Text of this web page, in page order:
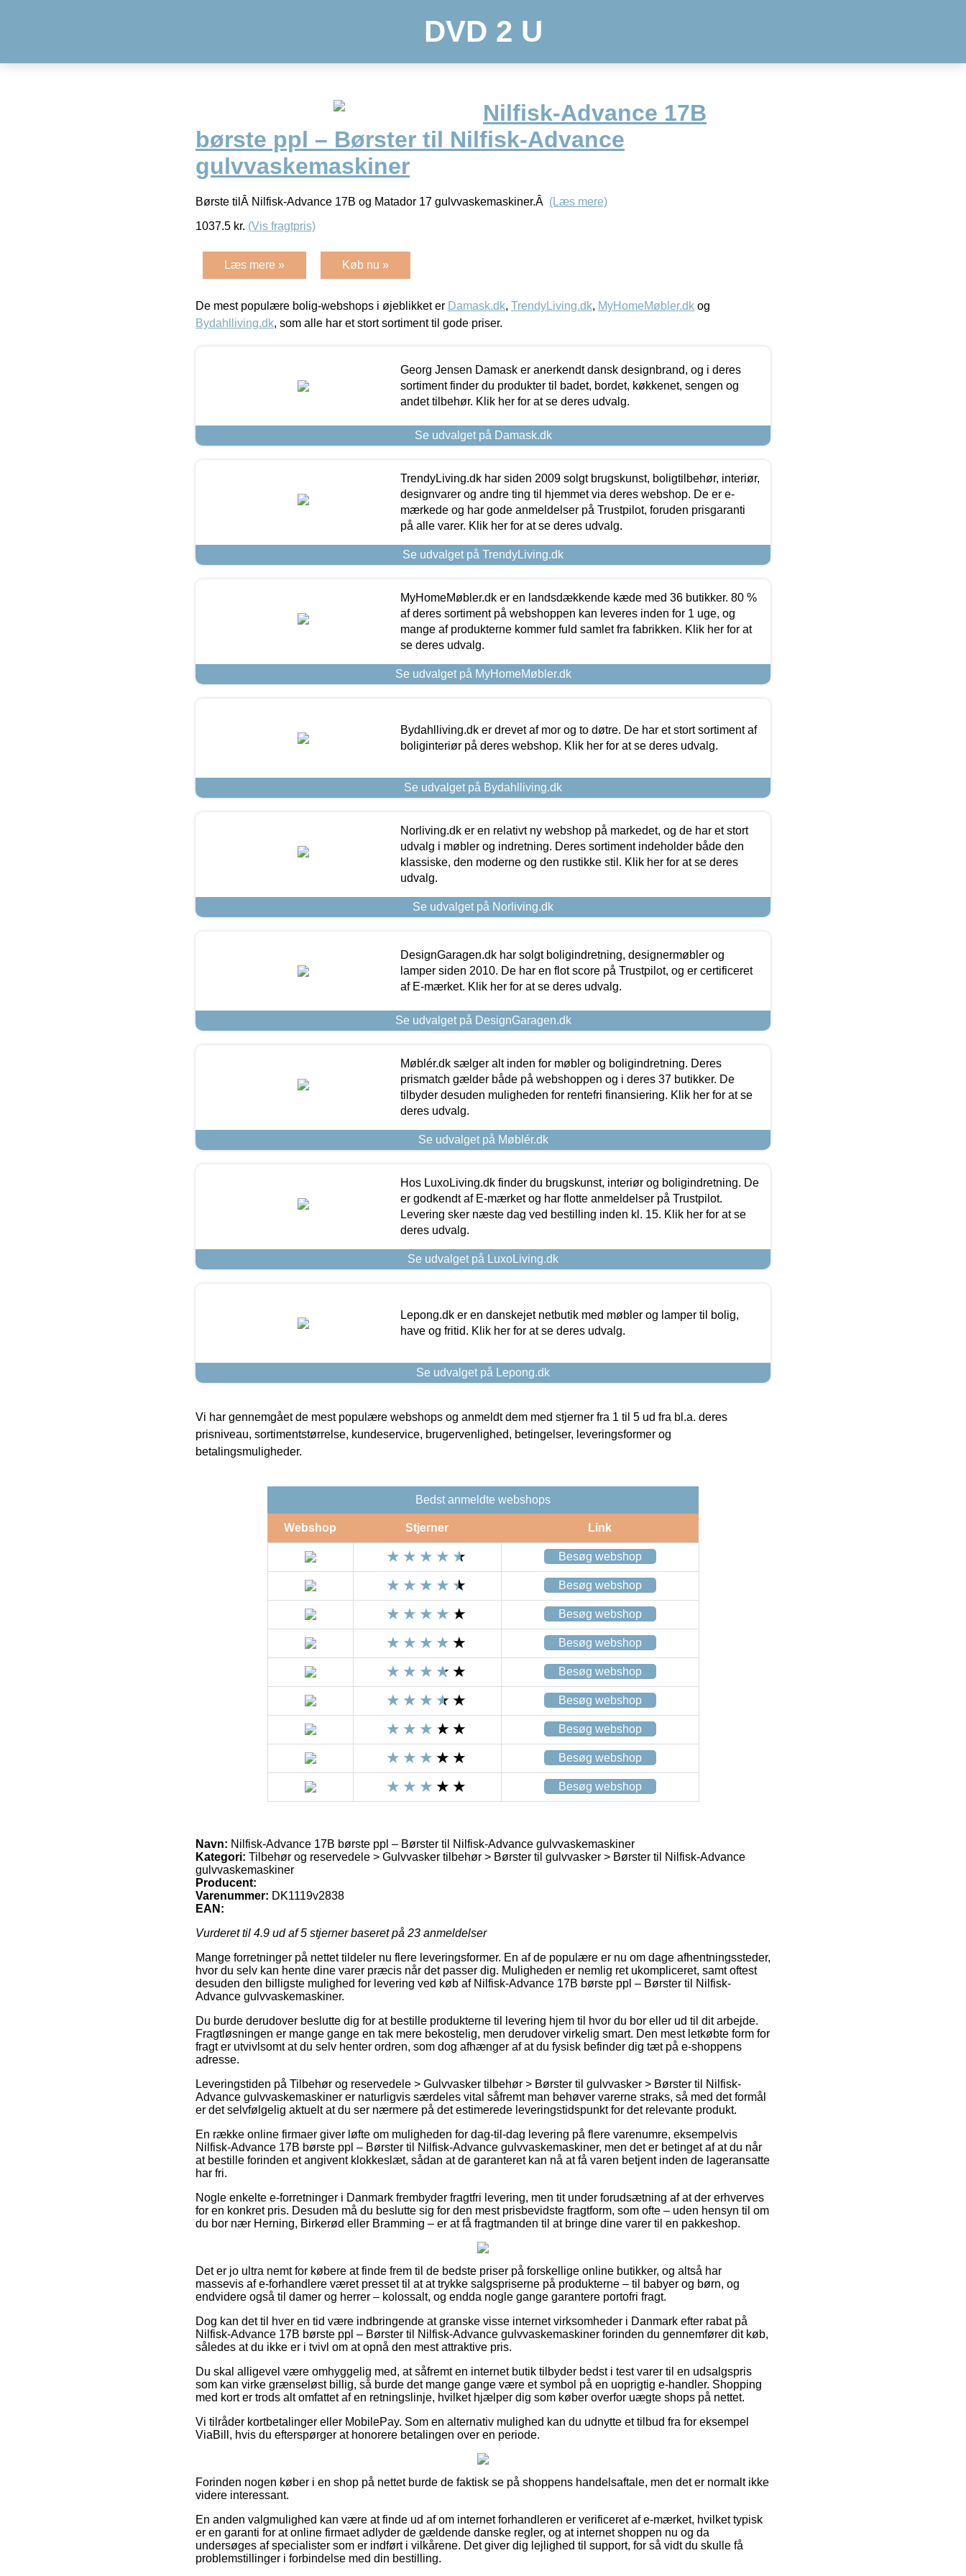
DVD 2 U
Nilfisk-Advance 17B
børste ppl – Børster til Nilfisk-Advance
gulvvaskemaskiner
Børste tilÂ Nilfisk-Advance 17B og Matador 17 gulvvaskemaskiner.Â (Læs mere)
1037.5 kr. (Vis fragtpris)
Læs mere » Køb nu »
De mest populære bolig-webshops i øjeblikket er Damask.dk, TrendyLiving.dk, MyHomeMøbler.dk og
Bydahlliving.dk, som alle har et stort sortiment til gode priser.
Georg Jensen Damask er anerkendt dansk designbrand, og i deres
sortiment finder du produkter til badet, bordet, køkkenet, sengen og
andet tilbehør. Klik her for at se deres udvalg.
Se udvalget på Damask.dk
TrendyLiving.dk har siden 2009 solgt brugskunst, boligtilbehør, interiør,
designvarer og andre ting til hjemmet via deres webshop. De er e-
mærkede og har gode anmeldelser på Trustpilot, foruden prisgaranti
på alle varer. Klik her for at se deres udvalg.
Se udvalget på TrendyLiving.dk
MyHomeMøbler.dk er en landsdækkende kæde med 36 butikker. 80 %
af deres sortiment på webshoppen kan leveres inden for 1 uge, og
mange af produkterne kommer fuld samlet fra fabrikken. Klik her for at
se deres udvalg.
Se udvalget på MyHomeMøbler.dk
Bydahlliving.dk er drevet af mor og to døtre. De har et stort sortiment af
boliginteriør på deres webshop. Klik her for at se deres udvalg.
Se udvalget på Bydahlliving.dk
Norliving.dk er en relativt ny webshop på markedet, og de har et stort
udvalg i møbler og indretning. Deres sortiment indeholder både den
klassiske, den moderne og den rustikke stil. Klik her for at se deres
udvalg.
Se udvalget på Norliving.dk
DesignGaragen.dk har solgt boligindretning, designermøbler og
lamper siden 2010. De har en flot score på Trustpilot, og er certificeret
af E-mærket. Klik her for at se deres udvalg.
Se udvalget på DesignGaragen.dk
Møblér.dk sælger alt inden for møbler og boligindretning. Deres
prismatch gælder både på webshoppen og i deres 37 butikker. De
tilbyder desuden muligheden for rentefri finansiering. Klik her for at se
deres udvalg.
Se udvalget på Møblér.dk
Hos LuxoLiving.dk finder du brugskunst, interiør og boligindretning. De
er godkendt af E-mærket og har flotte anmeldelser på Trustpilot.
Levering sker næste dag ved bestilling inden kl. 15. Klik her for at se
deres udvalg.
Se udvalget på LuxoLiving.dk
Lepong.dk er en danskejet netbutik med møbler og lamper til bolig,
have og fritid. Klik her for at se deres udvalg.
Se udvalget på Lepong.dk
Vi har gennemgået de mest populære webshops og anmeldt dem med stjerner fra 1 til 5 ud fra bl.a. deres
prisniveau, sortimentstørrelse, kundeservice, brugervenlighed, betingelser, leveringsformer og
betalingsmuligheder.
Bedst anmeldte webshops
Webshop Stjerner Link
Besøg webshop
Besøg webshop
Besøg webshop
Besøg webshop
Besøg webshop
Besøg webshop
Besøg webshop
Besøg webshop
Besøg webshop
Navn: Nilfisk-Advance 17B børste ppl – Børster til Nilfisk-Advance gulvvaskemaskiner
Kategori: Tilbehør og reservedele > Gulvvasker tilbehør > Børster til gulvvasker > Børster til Nilfisk-Advance
gulvvaskemaskiner
Producent:
Varenummer: DK1119v2838
EAN:
Vurderet til 4.9 ud af 5 stjerner baseret på 23 anmeldelser
Mange forretninger på nettet tildeler nu flere leveringsformer. En af de populære er nu om dage afhentningssteder,
hvor du selv kan hente dine varer præcis når det passer dig. Muligheden er nemlig ret ukompliceret, samt oftest
desuden den billigste mulighed for levering ved køb af Nilfisk-Advance 17B børste ppl – Børster til Nilfisk-
Advance gulvvaskemaskiner.
Du burde derudover beslutte dig for at bestille produkterne til levering hjem til hvor du bor eller ud til dit arbejde.
Fragtløsningen er mange gange en tak mere bekostelig, men derudover virkelig smart. Den mest letkøbte form for
fragt er utvivlsomt at du selv henter ordren, som dog afhænger af at du fysisk befinder dig tæt på e-shoppens
adresse.
Leveringstiden på Tilbehør og reservedele > Gulvvasker tilbehør > Børster til gulvvasker > Børster til Nilfisk-
Advance gulvvaskemaskiner er naturligvis særdeles vital såfremt man behøver varerne straks, så med det formål
er det selvfølgelig aktuelt at du ser nærmere på det estimerede leveringstidspunkt for det relevante produkt.
En række online firmaer giver løfte om muligheden for dag-til-dag levering på flere varenumre, eksempelvis
Nilfisk-Advance 17B børste ppl – Børster til Nilfisk-Advance gulvvaskemaskiner, men det er betinget af at du når
at bestille forinden et angivent klokkeslæt, sådan at de garanteret kan nå at få varen betjent inden de lageransatte
har fri.
Nogle enkelte e-forretninger i Danmark frembyder fragtfri levering, men tit under forudsætning af at der erhverves
for en konkret pris. Desuden må du beslutte sig for den mest prisbevidste fragtform, som ofte – uden hensyn til om
du bor nær Herning, Birkerød eller Bramming – er at få fragtmanden til at bringe dine varer til en pakkeshop.
Det er jo ultra nemt for købere at finde frem til de bedste priser på forskellige online butikker, og altså har
massevis af e-forhandlere været presset til at at trykke salgspriserne på produkterne – til babyer og børn, og
endvidere også til damer og herrer – kolossalt, og endda nogle gange garantere portofri fragt.
Dog kan det til hver en tid være indbringende at granske visse internet virksomheder i Danmark efter rabat på
Nilfisk-Advance 17B børste ppl – Børster til Nilfisk-Advance gulvvaskemaskiner forinden du gennemfører dit køb,
således at du ikke er i tvivl om at opnå den mest attraktive pris.
Du skal alligevel være omhyggelig med, at såfremt en internet butik tilbyder bedst i test varer til en udsalgspris
som kan virke grænseløst billig, så burde det mange gange være et symbol på en uoprigtig e-handler. Shopping
med kort er trods alt omfattet af en retningslinje, hvilket hjælper dig som køber overfor uægte shops på nettet.
Vi tilråder kortbetalinger eller MobilePay. Som en alternativ mulighed kan du udnytte et tilbud fra for eksempel
ViaBill, hvis du efterspørger at honorere betalingen over en periode.
Forinden nogen køber i en shop på nettet burde de faktisk se på shoppens handelsaftale, men det er normalt ikke
videre interessant.
En anden valgmulighed kan være at finde ud af om internet forhandleren er verificeret af e-mærket, hvilket typisk
er en garanti for at online firmaet adlyder de gældende danske regler, og at internet shoppen nu og da
undersøges af specialister som er indført i vilkårene. Det giver dig lejlighed til support, for så vidt du skulle få
problemstillinger i forbindelse med din bestilling.